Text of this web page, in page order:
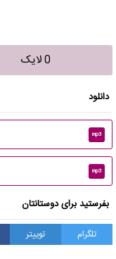
0 لایک
دانلود
mp3
mp3
بفرستید برای دوستانتان
تلگرام توییتر